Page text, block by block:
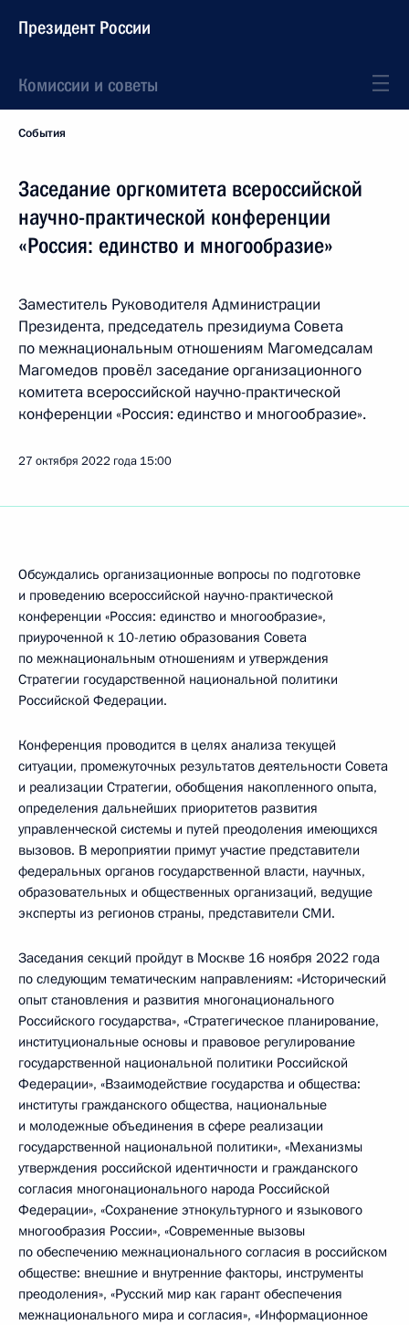
Президент России
Комиссии и советы
События
Заседание оргкомитета всероссийской
научно-практической конференции
«Россия: единство и многообразие»
Заместитель Руководителя Администрации
Президента, председатель президиума Совета
по межнациональным отношениям Магомедсалам
Магомедов провёл заседание организационного
комитета всероссийской научно-практической
конференции «Россия: единство и многообразие».
27 октября 2022 года 15:00
Обсуждались организационные вопросы по подготовке
и проведению всероссийской научно-практической
конференции «Россия: единство и многообразие»,
приуроченной к 10-летию образования Совета
по межнациональным отношениям и утверждения
Стратегии государственной национальной политики
Российской Федерации.
Конференция проводится в целях анализа текущей
ситуации, промежуточных результатов деятельности Совета
и реализации Стратегии, обобщения накопленного опыта,
определения дальнейших приоритетов развития
управленческой системы и путей преодоления имеющихся
вызовов. В мероприятии примут участие представители
федеральных органов государственной власти, научных,
образовательных и общественных организаций, ведущие
эксперты из регионов страны, представители СМИ.
Заседания секций пройдут в Москве 16 ноября 2022 года
по следующим тематическим направлениям: «Исторический
опыт становления и развития многонационального
Российского государства», «Стратегическое планирование,
институциональные основы и правовое регулирование
государственной национальной политики Российской
Федерации», «Взаимодействие государства и общества:
институты гражданского общества, национальные
и молодежные объединения в сфере реализации
государственной национальной политики», «Механизмы
утверждения российской идентичности и гражданского
согласия многонационального народа Российской
Федерации», «Сохранение этнокультурного и языкового
многообразия России», «Современные вызовы
по обеспечению межнационального согласия в российском
обществе: внешние и внутренние факторы, инструменты
преодоления», «Русский мир как гарант обеспечения
межнационального мира и согласия», «Информационное